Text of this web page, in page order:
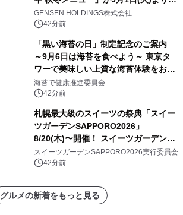
供スタート
GENSEN HOLDINGS株式会社
42分前
「黒い海苔の日」制定記念のご案内
～9月6日は海苔を食べよう～ 東京タ
ワーで美味しい上質な海苔体験をお届
けします！
海苔で健康推進委員会
42分前
札幌最大級のスイーツの祭典「スイー
ツガーデンSAPPORO2026」
8/20(木)〜開催！ スイーツガーデン史
上最多50種のコラボケーキが集結／前
日8/19(水)メディア試食会も初開催
スイーツガーデンSAPPORO2026実行委員会
42分前
グルメの新着をもっと見る